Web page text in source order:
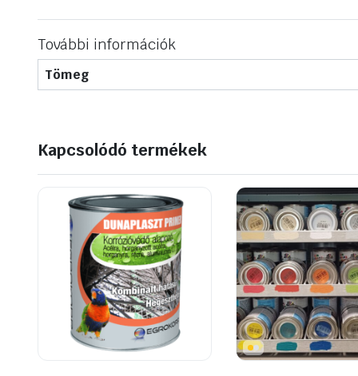
További információk
Tömeg
Kapcsolódó termékek